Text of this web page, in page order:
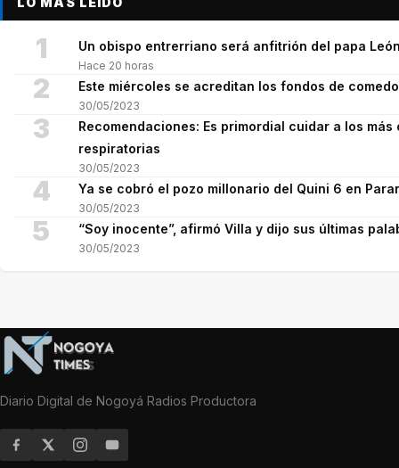
1 Un obispo entrerriano será anfitrión del papa
Hace 20 horas
2 Este miércoles se acreditan los fondos de
30/05/2023
3
Recomendaciones: Es primordial cuidar a los
respiratorias
30/05/2023
4 Ya se cobró el pozo millonario del Quini 6 en
30/05/2023
5 “Soy inocente”, afirmó Villa y dijo sus últimas
30/05/2023
Diario Digital de Nogoyá Radios Productora